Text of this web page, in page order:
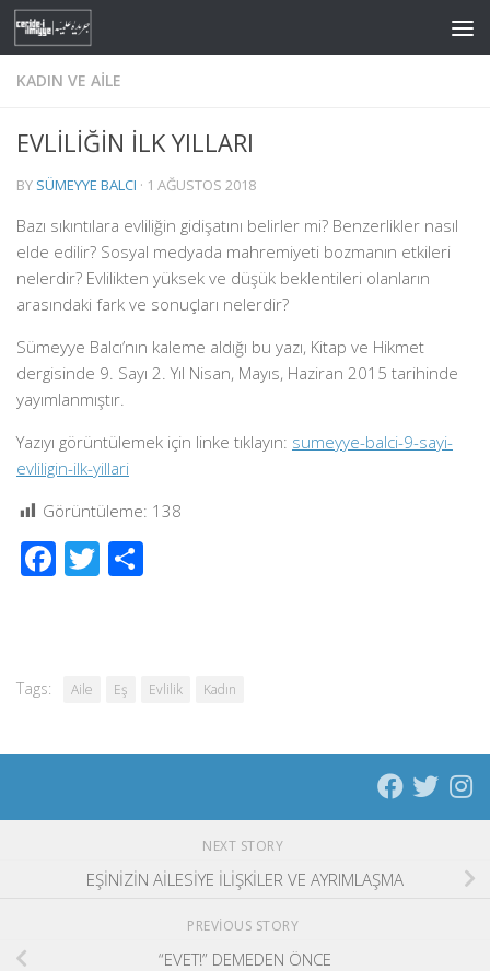
Skip to content
KADIN VE AILE
EVLİLİĞİN İLK YILLARI
BY SÜMEYYE BALCI · 1 AĞUSTOS 2018
Bazı sıkıntılara evliliğin gidişatını belirler mi? Benzerlikler nasıl
elde edilir? Sosyal medyada mahremiyeti bozmanın etkileri
nelerdir? Evlilikten yüksek ve düşük beklentileri olanların
arasındaki fark ve sonuçları nelerdir?
Sümeyye Balcı’nın kaleme aldığı bu yazı, Kitap ve Hikmet
dergisinde 9. Sayı 2. Yıl Nisan, Mayıs, Haziran 2015 tarihinde
yayımlanmıştır.
Yazıyı görüntülemek için linke tıklayın: sumeyye-balci-9-sayi-
evliligin-ilk-yillari
Görüntüleme: 138
Facebook
Twitter
Tags: Aile Eş Evlilik Kadın
NEXT STORY
EŞİNİZİN AİLESİYE İLİŞKİLER VE AYRIMLAŞMA
PREVIOUS STORY
“EVET!” DEMEDEN ÖNCE